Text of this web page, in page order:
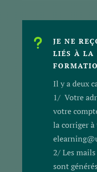
u
JE NE
LIÉS À LA
Il y a deux
1/ Votre
votre
la corriger
2/ Les
sont